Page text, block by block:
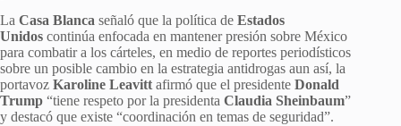
La Casa Blanca señaló que la política de Estados
Unidos continúa enfocada en mantener presión sobre México
para combatir a los cárteles, en medio de reportes periodísticos
sobre un posible cambio en la estrategia antidrogas aun así, la
portavoz Karoline Leavittafirmó que el presidente Donald
Trump “tiene respeto por la presidenta Claudia Sheinbaum”
y destacó que existe “coordinación en temas de seguridad”.